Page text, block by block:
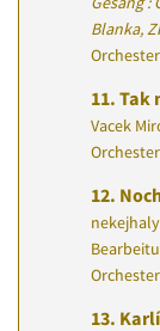
Blanka,
11. Tak
Vacek
12.
13.